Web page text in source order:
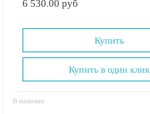
6 530.00 руб
Купить
В наличии
Купить в один клик